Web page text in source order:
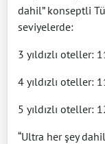
dahil” konseptli
seviyelerde:
3 yıldızlı oteller:
4 yıldızlı oteller:
5 yıldızlı oteller:
“Ultra her şey